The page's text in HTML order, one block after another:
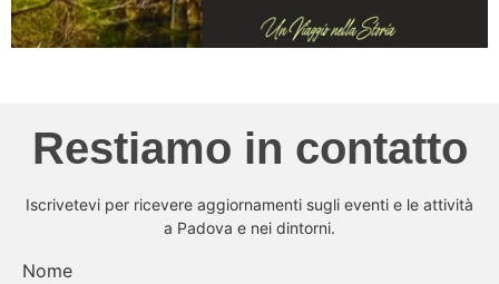
Restiamo in contatto
Iscrivetevi per ricevere aggiornamenti sugli eventi e le attività
a Padova e nei dintorni.
Nome